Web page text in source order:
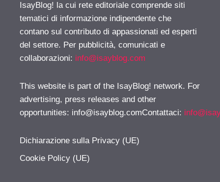
IsayBlog! la cui rete editoriale comprende siti
tematici di informazione indipendente che
contano sul contributo di appassionati ed esperti
del settore. Per pubblicità, comunicati e
collaborazioni: info@isayblog.com
This website is part of the IsayBlog! network. For
advertising, press releases and other
opportunities: info@isayblog.comContattaci:
Dichiarazione sulla Privacy (UE)
Cookie Policy (UE)